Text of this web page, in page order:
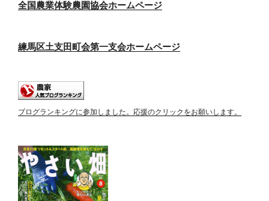
全国農業体験農園協会ホームページ
練馬区土支田町会第一支会ホームページ
ブログランキングに参加しました。応援のクリックをお願いします。